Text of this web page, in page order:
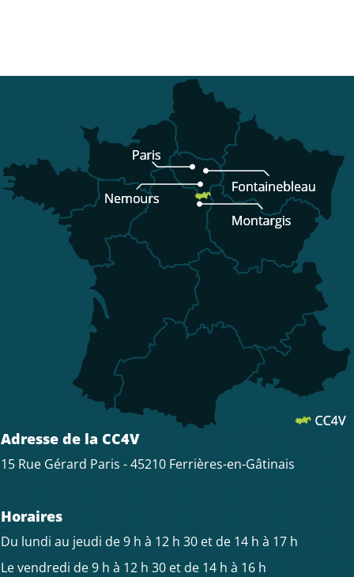
Adresse de la CC4V
15 Rue Gérard Paris - 45210 Ferrières-en-Gâtinais
Horaires
Du lundi au jeudi de 9 h à 12 h 30 et de 14 h à 17 h
Le vendredi de 9 h à 12 h 30 et de 14 h à 16 h